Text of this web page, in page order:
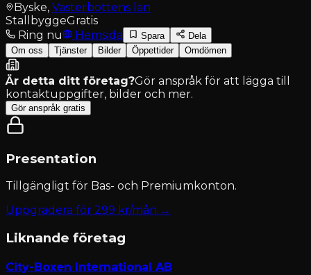
Byske, Västerbottens län
StallbyggeGratis
Ring nu
Hemsida Spara
Dela
Om oss
Tjänster Bilder Öppettider Omdömen
Är detta ditt företag?Gör anspråk för att lägga till
kontaktuppgifter, bilder och mer.
Gör anspråk gratis
Presentation
Tillgängligt för Bas- och Premiumkonton.
Uppgradera för 299 kr/mån →
Liknande företag
City-Boxen International AB